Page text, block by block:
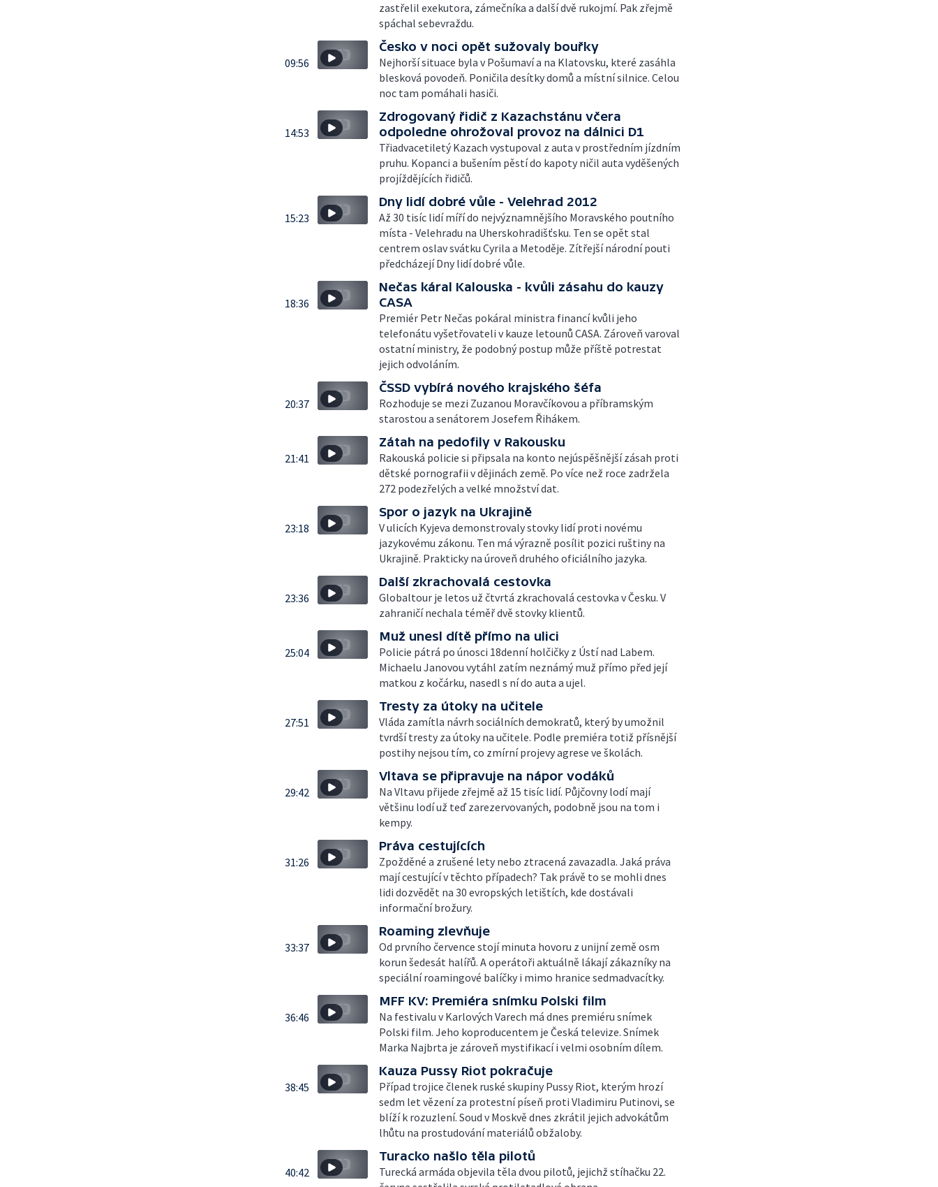
zastřelil exekutora, zámečníka a další dvě rukojmí. Pak zřejmě
spáchal sebevraždu.
09:56
Česko v noci opět sužovaly bouřky
Nejhorší situace byla v Pošumaví a na Klatovsku, které zasáhla
blesková povodeň. Poničila desítky domů a místní silnice. Celou
noc tam pomáhali hasiči.
14:53
Zdrogovaný řidič z Kazachstánu včera
odpoledne ohrožoval provoz na dálnici D1
Třiadvacetiletý Kazach vystupoval z auta v prostředním jízdním
pruhu. Kopanci a bušením pěstí do kapoty ničil auta vyděšených
projíždějících řidičů.
15:23
Dny lidí dobré vůle - Velehrad 2012
Až 30 tisíc lidí míří do nejvýznamnějšího Moravského poutního
místa - Velehradu na Uherskohradišťsku. Ten se opět stal
centrem oslav svátku Cyrila a Metoděje. Zítřejší národní pouti
předcházejí Dny lidí dobré vůle.
18:36
Nečas káral Kalouska - kvůli zásahu do kauzy
CASA
Premiér Petr Nečas pokáral ministra financí kvůli jeho
telefonátu vyšetřovateli v kauze letounů CASA. Zároveň varoval
ostatní ministry, že podobný postup může příště potrestat
jejich odvoláním.
20:37
ČSSD vybírá nového krajského šéfa
Rozhoduje se mezi Zuzanou Moravčíkovou a příbramským
starostou a senátorem Josefem Řihákem.
21:41
Zátah na pedofily v Rakousku
Rakouská policie si připsala na konto nejúspěšnější zásah proti
dětské pornografii v dějinách země. Po více než roce zadržela
272 podezřelých a velké množství dat.
23:18
Spor o jazyk na Ukrajině
V ulicích Kyjeva demonstrovaly stovky lidí proti novému
jazykovému zákonu. Ten má výrazně posílit pozici ruštiny na
Ukrajině. Prakticky na úroveň druhého oficiálního jazyka.
23:36
Další zkrachovalá cestovka
Globaltour je letos už čtvrtá zkrachovalá cestovka v Česku. V
zahraničí nechala téměř dvě stovky klientů.
25:04
Muž unesl dítě přímo na ulici
Policie pátrá po únosci 18denní holčičky z Ústí nad Labem.
Michaelu Janovou vytáhl zatím neznámý muž přímo před její
matkou z kočárku, nasedl s ní do auta a ujel.
27:51
Tresty za útoky na učitele
Vláda zamítla návrh sociálních demokratů, který by umožnil
tvrdší tresty za útoky na učitele. Podle premiéra totiž přísnější
postihy nejsou tím, co zmírní projevy agrese ve školách.
29:42
Vltava se připravuje na nápor vodáků
Na Vltavu přijede zřejmě až 15 tisíc lidí. Půjčovny lodí mají
většinu lodí už teď zarezervovaných, podobně jsou na tom i
kempy.
31:26
Práva cestujících
Zpožděné a zrušené lety nebo ztracená zavazadla. Jaká práva
mají cestující v těchto případech? Tak právě to se mohli dnes
lidi dozvědět na 30 evropských letištích, kde dostávali
informační brožury.
33:37
Roaming zlevňuje
Od prvního července stojí minuta hovoru z unijní země osm
korun šedesát halířů. A operátoři aktuálně lákají zákazníky na
speciální roamingové balíčky i mimo hranice sedmadvacítky.
36:46
MFF KV: Premiéra snímku Polski film
Na festivalu v Karlových Varech má dnes premiéru snímek
Polski film. Jeho koproducentem je Česká televize. Snímek
Marka Najbrta je zároveň mystifikací i velmi osobním dílem.
38:45
Kauza Pussy Riot pokračuje
Případ trojice členek ruské skupiny Pussy Riot, kterým hrozí
sedm let vězení za protestní píseň proti Vladimiru Putinovi, se
blíží k rozuzlení. Soud v Moskvě dnes zkrátil jejich advokátům
lhůtu na prostudování materiálů obžaloby.
40:42
Turacko našlo těla pilotů
Turecká armáda objevila těla dvou pilotů, jejichž stíhačku 22.